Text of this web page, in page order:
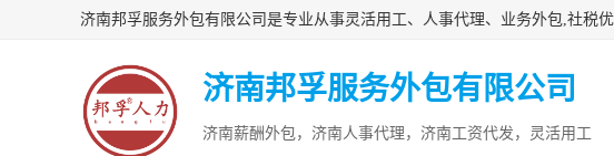
济南邦孚服务外包有限公司
济南薪酬外包，济南人事代理，济南工资代发，灵活用工